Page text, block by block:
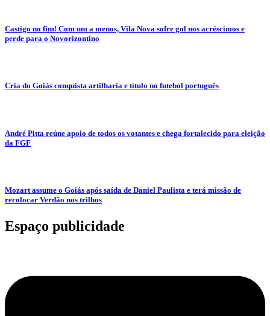
Castigo no fim! Com um a menos, Vila Nova sofre gol nos acréscimos e
perde para o Novorizontino
Cria do Goiás conquista artilharia e título no futebol português
André Pitta reúne apoio de todos os votantes e chega fortalecido para eleição
da FGF
Mozart assume o Goiás após saída de Daniel Paulista e terá missão de
recolocar Verdão nos trilhos
Espaço publicidade